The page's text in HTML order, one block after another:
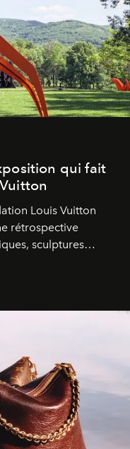
qui fait
Louis Vuitton
rétrospective
sculptures
l'artiste
par Frank Gehry